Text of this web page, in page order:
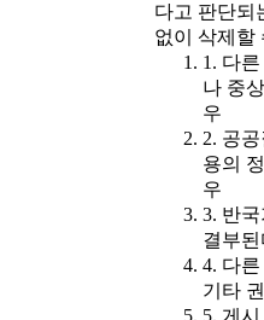
다고 판단되
없이 삭제할
1. 다
나 중
우
2. 공
용의
우
3. 반
결부
4. 다
기타
5. 게